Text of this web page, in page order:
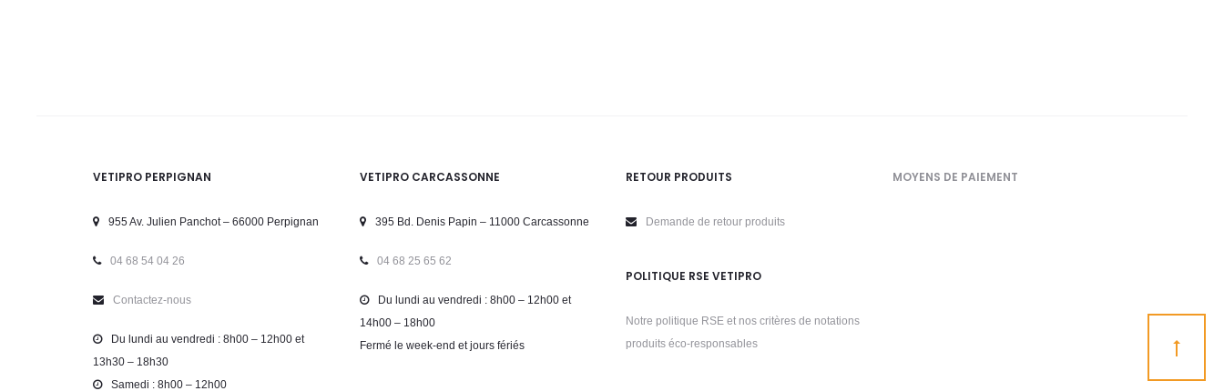
VETIPRO PERPIGNAN
955 Av. Julien Panchot – 66000 Perpignan
04 68 54 04 26
Contactez-nous
Du lundi au vendredi : 8h00 – 12h00 et
13h30 – 18h30
Samedi : 8h00 – 12h00
VETIPRO CARCASSONNE
395 Bd. Denis Papin – 11000 Carcassonne
04 68 25 65 62
Du lundi au vendredi : 8h00 – 12h00 et
14h00 – 18h00
Fermé le week-end et jours fériés
RETOUR PRODUITS
Demande de retour produits
POLITIQUE RSE VETIPRO
Notre politique RSE et nos critères de notations
produits éco-responsables
MOYENS DE PAIEMENT